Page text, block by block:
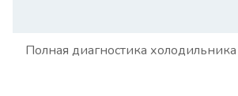
Полная диагностика холодильника